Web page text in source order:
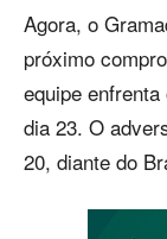
Agora, o
próximo
equipe
dia 23. O
20, diante do